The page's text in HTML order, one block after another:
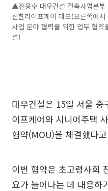
▲전용수 대우건설 건축사업본
신한라이프케어 대표(오른쪽에
사업 분야 협력을 위한 업무 협
설)
대우건설은 15일 서울
이프케어와 시니어주택
협약(MOU)을 체결했다
이번 협약은 초고령사회
요가 늘어나는 데 대응하